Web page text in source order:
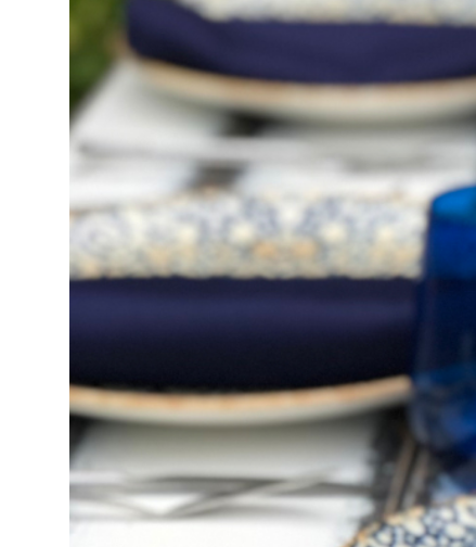
Decoración
Material de
hosteleria